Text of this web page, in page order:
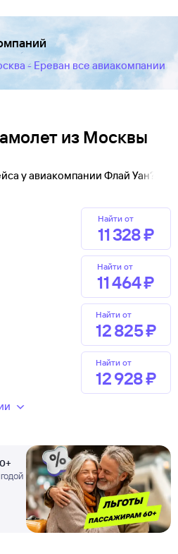
- Ереван все авиакомпании
из Москвы
у авиакомпании Флай Уан?
Найти от
11 ⁠328 ⁠₽
Найти от
11 ⁠464 ⁠₽
Найти от
12 ⁠825 ⁠₽
Найти от
12 ⁠928 ⁠₽